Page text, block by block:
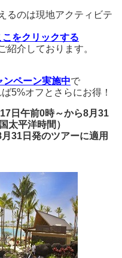
るのは現地アクティビテ
をクリックする
紹介しております。
ペーン実施中で
5%オフとさらにお得！
日午前0時～から8月31
太平洋時間）
31日発のツアーに適用